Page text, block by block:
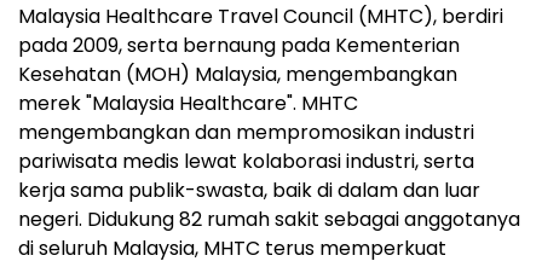
Malaysia Healthcare Travel Council (MHTC), berdiri
pada 2009, serta bernaung pada Kementerian
Kesehatan (MOH) Malaysia, mengembangkan
merek "Malaysia Healthcare". MHTC
mengembangkan dan mempromosikan industri
pariwisata medis lewat kolaborasi industri, serta
kerja sama publik-swasta, baik di dalam dan luar
negeri. Didukung 82 rumah sakit sebagai anggotanya
di seluruh Malaysia, MHTC terus memperkuat